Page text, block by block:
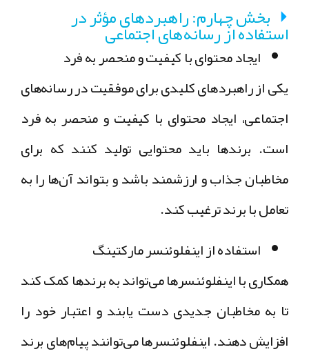
بخش چهارم: راهبردهای مؤثر در
استفاده از رسانه‌های اجتماعی
ایجاد محتوای با کیفیت و منحصر به فرد
یکی از راهبردهای کلیدی برای موفقیت در رسانه‌های
اجتماعی، ایجاد محتوای با کیفیت و منحصر به فرد
است. برندها باید محتوایی تولید کنند که برای
مخاطبان جذاب و ارزشمند باشد و بتواند آن‌ها را به
تعامل با برند ترغیب کند.
استفاده از اینفلوئنسر مارکتینگ
همکاری با اینفلوئنسرها می‌تواند به برندها کمک کند
تا به مخاطبان جدیدی دست یابند و اعتبار خود را
افزایش دهند. اینفلوئنسرها می‌توانند پیام‌های برند